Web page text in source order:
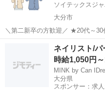
ソイテックスジ
大分市
＼第二新卒の方歓迎／ ★20代～30代が
にて、懇親会・パーティのための
案、営業、宴会施工管理...
営業
ネイリスト/パ
時給1,050円
MINK by Can
大分県
スポンサー：求